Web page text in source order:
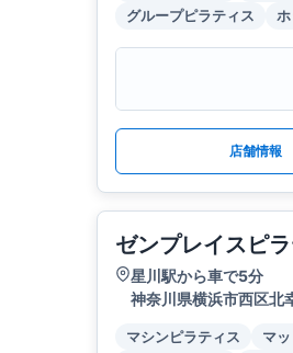
グループピラティス
店舗情報
ゼンプレイスピ
星川駅から車で5分
神奈川県横浜市西区北
マシンピラティス マ